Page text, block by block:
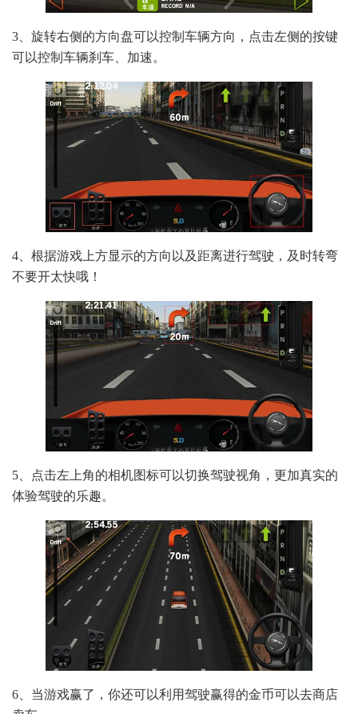
3、旋转右侧的方向盘可以控制车辆方向，点击左侧的按键
可以控制车辆刹车、加速。
4、根据游戏上方显示的方向以及距离进行驾驶，及时转弯
不要开太快哦！
5、点击左上角的相机图标可以切换驾驶视角，更加真实的
体验驾驶的乐趣。
6、当游戏赢了，你还可以利用驾驶赢得的金币可以去商店